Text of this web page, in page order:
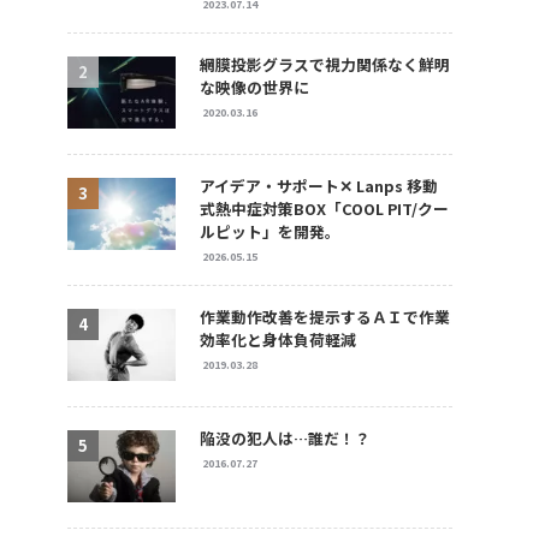
2023.07.14
網膜投影グラスで視力関係なく鮮明
な映像の世界に
2020.03.16
アイデア・サポート✕ Lanps 移動
式熱中症対策BOX「COOL PIT/クー
ルピット」を開発。
2026.05.15
作業動作改善を提示するＡＩで作業
効率化と身体負荷軽減
2019.03.28
陥没の犯人は…誰だ！？
2016.07.27